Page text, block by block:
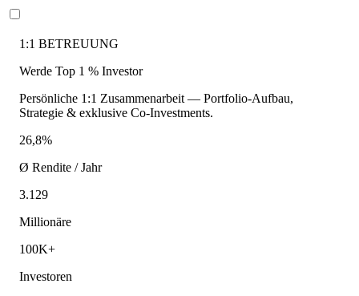
1:1 BETREUUNG
Werde Top 1 % Investor
Persönliche 1:1 Zusammenarbeit — Portfolio-Aufbau,
Strategie & exklusive Co-Investments.
26,8%
Ø Rendite / Jahr
3.129
Millionäre
100K+
Investoren